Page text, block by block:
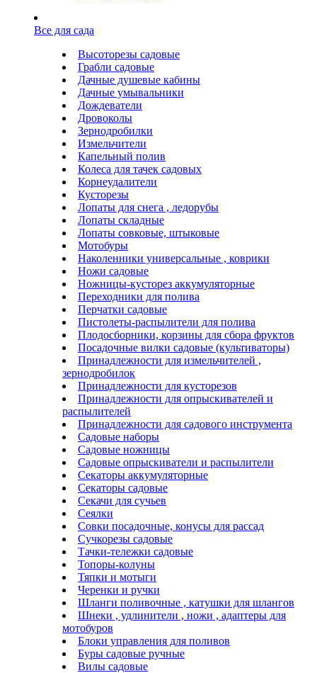
Все для сада
Высоторезы садовые
Грабли садовые
Дачные душевые кабины
Дачные умывальники
Дождеватели
Дровоколы
Зернодробилки
Измельчители
Капельный полив
Колеса для тачек садовых
Корнеудалители
Кусторезы
Лопаты для снега , ледорубы
Лопаты складные
Лопаты совковые, штыковые
Мотобуры
Наколенники универсальные , коврики
Ножи садовые
Ножницы-кусторез аккумуляторные
Переходники для полива
Перчатки садовые
Пистолеты-распылители для полива
Плодосборники, корзины для сбора фруктов
Посадочные вилки садовые (культиваторы)
Принадлежности для измельчителей ,
зернодробилок
Принадлежности для кусторезов
Принадлежности для опрыскивателей и
распылителей
Принадлежности для садового инструмента
Садовые наборы
Садовые ножницы
Садовые опрыскиватели и распылители
Секаторы аккумуляторные
Секаторы садовые
Секачи для сучьев
Сеялки
Совки посадочные, конусы для рассад
Сучкорезы садовые
Тачки-тележки садовые
Топоры-колуны
Тяпки и мотыги
Черенки и ручки
Шланги поливочные , катушки для шлангов
Шнеки , удлинители , ножи , адаптеры для
мотобуров
Блоки управления для поливов
Буры садовые ручные
Вилы садовые